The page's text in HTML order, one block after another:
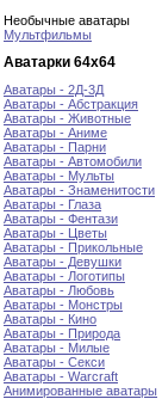
Необычные аватары
Мультфильмы
Аватарки 64х64
Аватары - 2Д-3Д
Аватары - Абстракция
Аватары - Животные
Аватары - Аниме
Аватары - Парни
Аватары - Автомобили
Аватары - Мульты
Аватары - Знаменитости
Аватары - Глаза
Аватары - Фентази
Аватары - Цветы
Аватары - Прикольные
Аватары - Девушки
Аватары - Логотипы
Аватары - Любовь
Аватары - Монстры
Аватары - Кино
Аватары - Природа
Аватары - Милые
Аватары - Секси
Аватары - Warcraft
Анимированные аватары